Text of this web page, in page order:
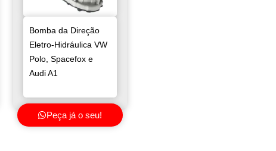
Bomba da Direção
Eletro-Hidráulica VW
Polo, Spacefox e
Audi A1
Peça já o seu!